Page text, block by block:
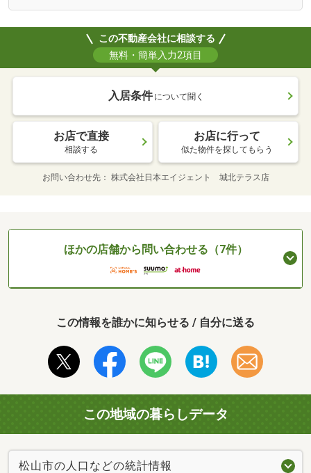
この不動産会社に相談する
無料・簡単入力2項目
入居条件 について聞く
お店で直接
相談する
お店に行って
似た物件を探してもらう
お問い合わせ先 株式会社日本エイジェント 城北テラス店
ほかの店舗から問い合わせる（7件）
この情報を誰かに知らせる / 自分に送る
この地域の暮らしデータ
松山市の人口などの統計情報